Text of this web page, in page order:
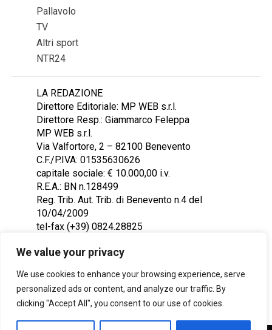
We value your privacy
We use cookies to enhance your browsing experience, serve
personalized ads or content, and analyze our traffic. By
clicking "Accept All", you consent to our use of cookies.
Pallavolo
TV
Altri sport
NTR24
LA REDAZIONE
Direttore Editoriale: MP WEB s.r.l.
Direttore Resp.: Giammarco Feleppa
MP WEB s.r.l.
Via Valfortore, 2 – 82100 Benevento
C.F./P.IVA: 01535630626
capitale sociale: € 10.000,00 i.v.
R.E.A.: BN n.128499
Reg. Trib. Aut. Trib. di Benevento n.4 del
10/04/2009
tel-fax (+39) 0824.28825